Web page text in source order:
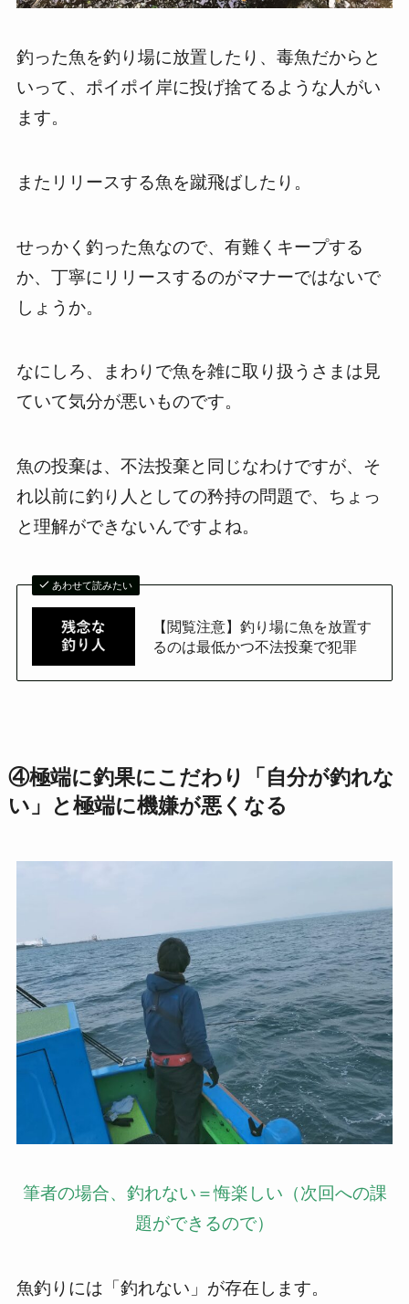
釣った魚を釣り場に放置したり、毒魚だからと
いって、ポイポイ岸に投げ捨てるような人がい
ます。
またリリースする魚を蹴飛ばしたり。
せっかく釣った魚なので、有難くキープする
か、丁寧にリリースするのがマナーではないで
しょうか。
なにしろ、まわりで魚を雑に取り扱うさまは見
ていて気分が悪いものです。
魚の投棄は、不法投棄と同じなわけですが、そ
れ以前に釣り人としての矜持の問題で、ちょっ
と理解ができないんですよね。
あわせて読みたい
【閲覧注意】釣り場に魚を放置す
るのは最低かつ不法投棄で犯罪
④極端に釣果にこだわり「自分が釣れな
い」と極端に機嫌が悪くなる
筆者の場合、釣れない＝悔楽しい（次回への課
題ができるので）
魚釣りには「釣れない」が存在します。